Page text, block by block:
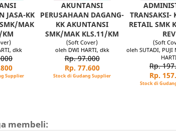
JASA-KK
MAK
KM
dkk
Supplier
AKUNTANSI
PERUSAHAAN DAGANG-
KK AKUNTANSI
SMK/MAK KLS.11/KM
(Soft Cover)
oleh DWI HARTI, dkk
Rp. 97.000
Rp. 77.600
Stock di Gudang Supplier
TRANSAKSI-
RETAIL SMK
REV
(Soft
oleh SUTADI, PUJI
Rp.
Rp.
Stock di
membeli: